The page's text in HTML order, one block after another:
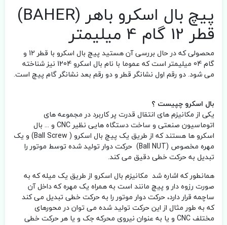
پیچ بال اسکرو باهر (BAHER)
قطر 12 گام 4 میلیمتر
محصولی که در حال بررسی آن هستید پیچ بال اسکرو با قطر 12 و
گام 04 میلیمتر است که عموما با نام بال اسکرو 1204 نیز شناخته
می شود. دو رقم اول نشانگر قطر و دو رقم بعد نشانگر گام پیچ است.
بال اسکرو چپیست ؟
یکی از مکانیزم های انتقال قدرت پر کاربرد در مجموعه های
اتوماسیون صنعتی و ساخت دستگاه هایی نظیر CNC و ... بال
اسکرو ها هستند که از طریق یک پیچ بال اسکرو ( Ball Screw) و یک
مهره مخصوص (Ball NUT) حرکت دوار تولید شده توسط موتور را
تبدیل به حرکت خطی دقیق می کند.
همانطور که اشاره شد مکانیزم بال اسکرو از طریق یک میله که به
صورت رزوه دار و پیچ مانند است به همراه یک مهره که داخل آن
ساچمه قرار دارد، حرکت دوار موتور را به حرکت خطی تبدیل می کند
که به طور مثال از این حرکت تولید شده می توان در محورهای
مختلف CNC و یا به عنوان نیروی محرکه جک و یا هر حرکت خطی